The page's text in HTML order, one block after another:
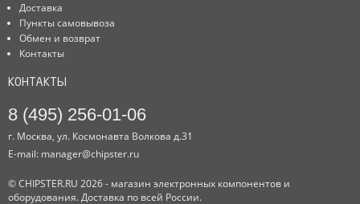
Доставка
Пункты самовывоза
Обмен и возврат
Контакты
КОНТАКТЫ
8 (495) 256-01-06
г. Москва, ул. Космонавта Волкова д.31
E-mail: manager@chipster.ru
© CHIPSTER.RU 2026 - магазин электронных компонентов и
оборудования. Доставка по всей России.